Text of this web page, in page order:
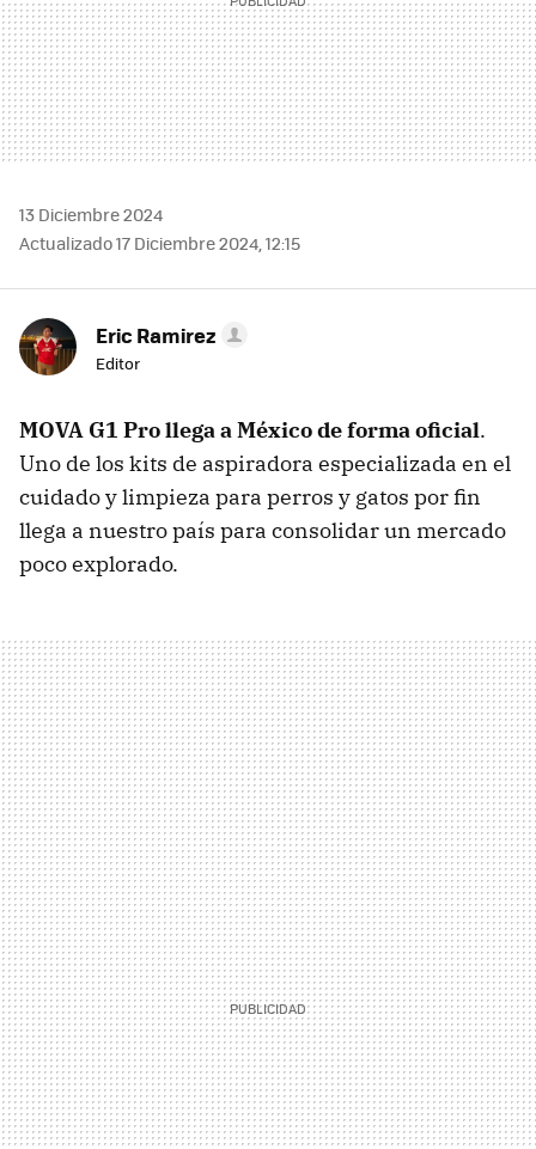
13 Diciembre 2024
Actualizado 17 Diciembre 2024, 12:15
Eric Ramirez
Editor
MOVA G1 Pro llega a México de forma oficial.
Uno de los kits de aspiradora especializada en el
cuidado y limpieza para perros y gatos por fin
llega a nuestro país para consolidar un mercado
poco explorado.